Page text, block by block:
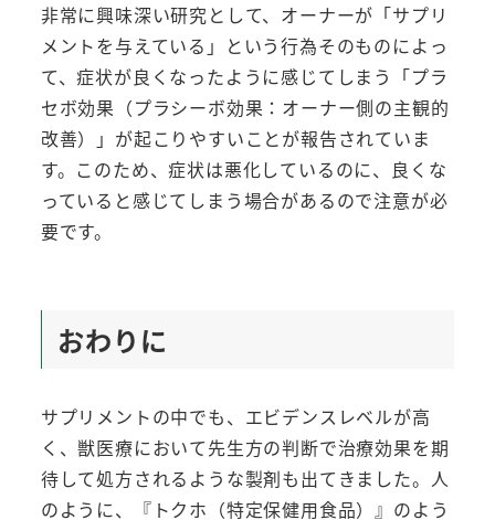
非常に興味深い研究として、オーナーが「サプリ
メントを与えている」という行為そのものによっ
て、症状が良くなったように感じてしまう「プラ
セボ効果（プラシーボ効果：オーナー側の主観的
改善）」が起こりやすいことが報告されていま
す。このため、症状は悪化しているのに、良くな
っていると感じてしまう場合があるので注意が必
要です。
おわりに
サプリメントの中でも、エビデンスレベルが高
く、獣医療において先生方の判断で治療効果を期
待して処方されるような製剤も出てきました。人
のように、『トクホ（特定保健用食品）』のよう